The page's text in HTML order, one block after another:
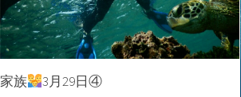
家族 3月29日④